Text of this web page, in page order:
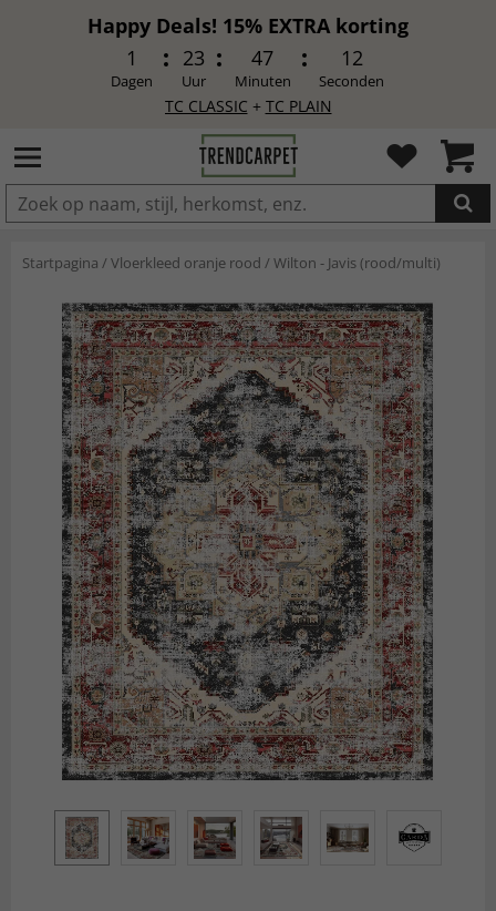
Happy Deals! 15% EXTRA korting
1
Dagen
23
Uur
47
Minuten
11
Seconden
TC CLASSIC + TC PLAIN
IN DE WINKELWAGEN GELEGD
Startpagina /Vloerkleed oranje rood /Wilton - Javis (rood/multi)